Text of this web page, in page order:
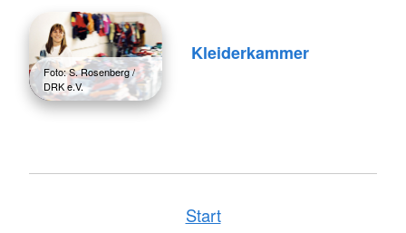
Foto: S. Rosenberg /
DRK e.V.
Kleiderkammer
Start